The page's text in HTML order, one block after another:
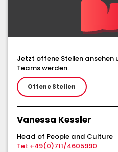
Jetzt offene Stellen ansehen
Teams werden.
Offene Stellen
Vanessa Kessler
Head of People and Culture
Tel: +49(0)711/4605990